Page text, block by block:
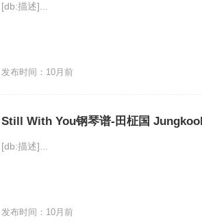
[db:描述]...
发布时间：10月前
Still With You钢琴谱-田柾国
[db:描述]...
发布时间：10月前